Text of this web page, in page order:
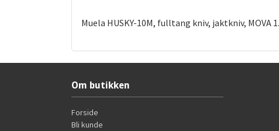
Muela HUSKY-10M, fulltang kniv, jaktkniv,
Om butikken
Forside
Bli kunde